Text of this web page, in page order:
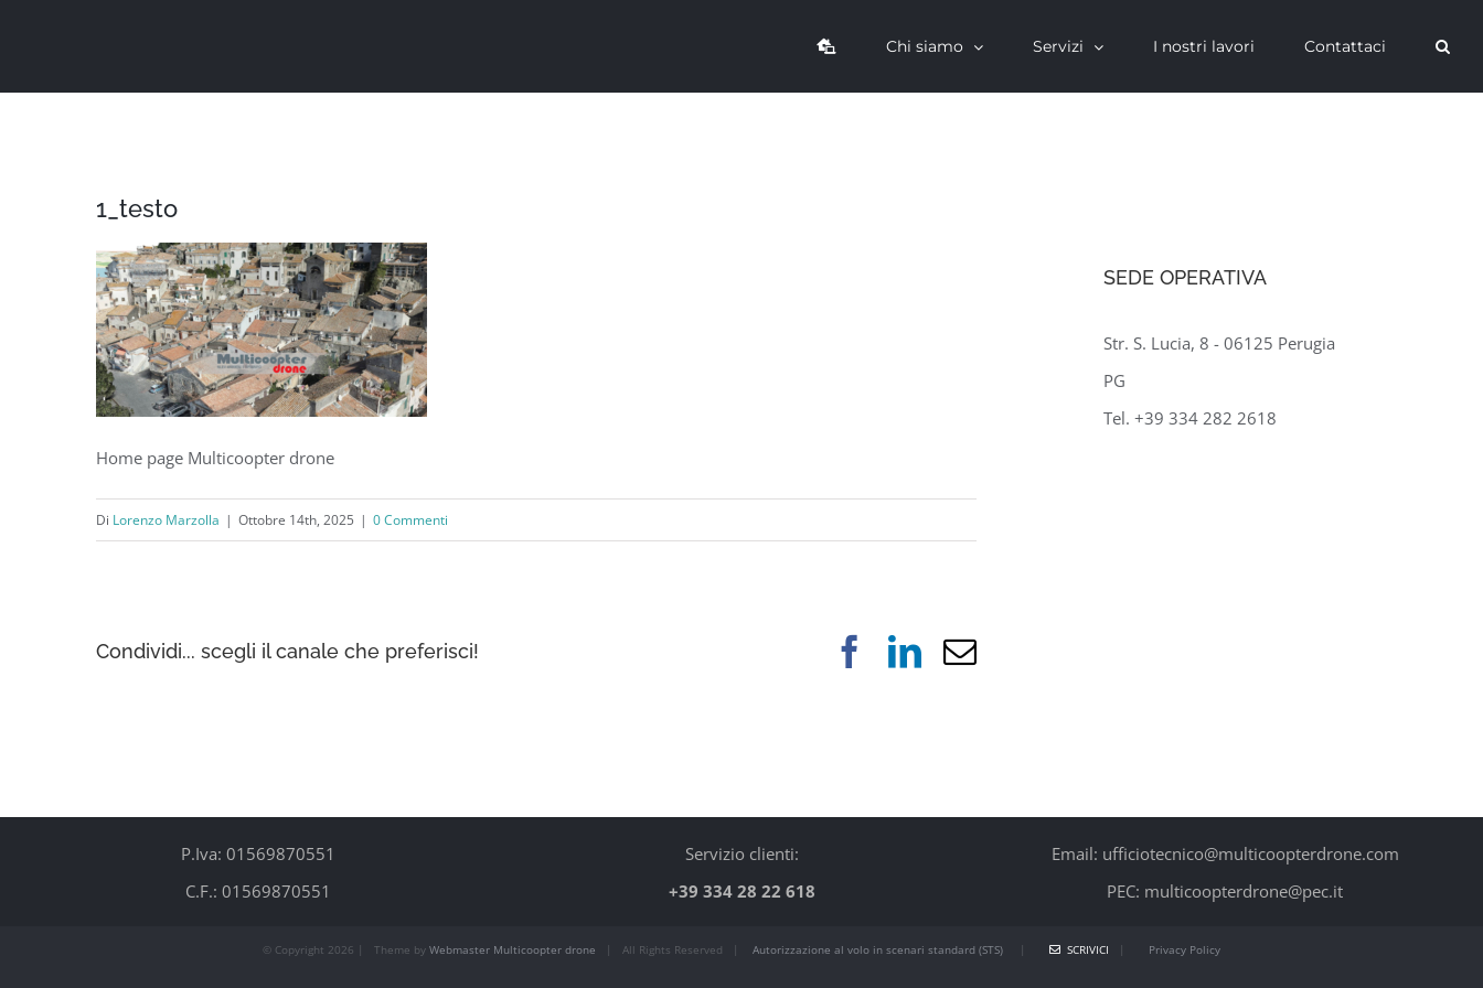
contenuto
Chi siamo Servizi I nostri lavori Contattaci
1_testo
Home page Multicoopter drone
Di Lorenzo Marzolla | Ottobre 14th, 2025 | 0 Commenti
Condividi... scegli il canale che preferisci! Facebook
LinkedIn
Email
SEDE OPERATIVA
Str. S. Lucia, 8 - 06125 Perugia
PG
Tel. +39 334 282 2618
P.Iva: 01569870551
C.F.: 01569870551
Servizio clienti:
+39 334 28 22 618
Email: ufficiotecnico@multicoopterdrone.com
PEC: multicoopterdrone@pec.it
© Copyright 2026 | Theme by Webmaster Multicoopter drone | All Rights Reserved | Autorizzazione al volo in scenari standard (STS) | SCRIVICI | Privacy Policy